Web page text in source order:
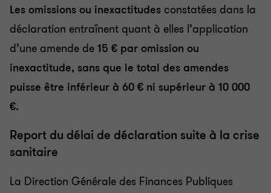
Les omissions ou inexactitudes constatées dans la
déclaration entraînent quant à elles l’application
d’une amende de 15 € par omission ou
inexactitude, sans que le total des amendes
puisse être inférieur à 60 € ni supérieur à 10 000
€.
Report du délai de déclaration suite à la crise
sanitaire
La Direction Générale des Finances Publiques